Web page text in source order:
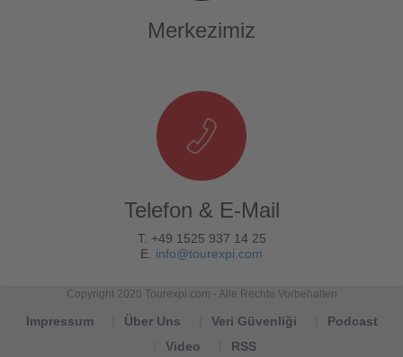
Merkezimiz
Telefon & E-Mail
T. +49 1525 937 14 25
E. info@tourexpi.com
Copyright 2020 Tourexpi.com - Alle Rechte Vorbehalten
Impressum Über Uns Veri Güvenliği
Podcast
Video
RSS